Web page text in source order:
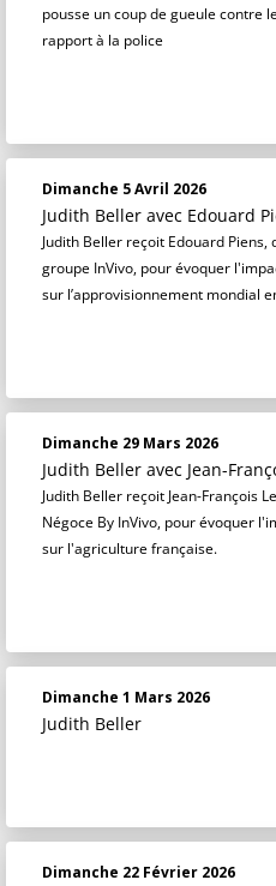
pousse un coup de gueule contre
rapport à la police
Dimanche 5 Avril 2026
Judith Beller avec Edouard
Judith Beller reçoit Edouard
groupe InVivo, pour évoquer
sur l’approvisionnement mondial
Dimanche 29 Mars 2026
Judith Beller avec Jean-
Judith Beller reçoit Jean-François
Négoce By InVivo, pour évoquer
sur l'agriculture française.
Dimanche 1 Mars 2026
Judith Beller
Dimanche 22 Février 2026